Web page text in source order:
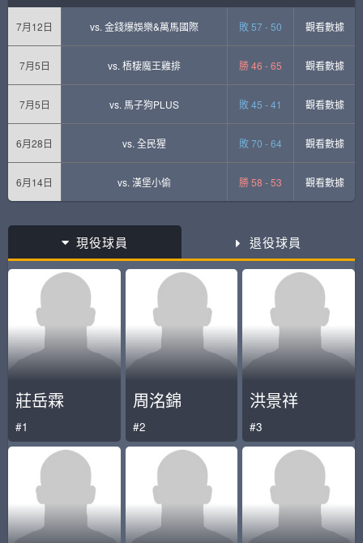
7月12日 vs. 金錢爆娛樂&萬馬國際 敗 57 - 50 觀看數據
7月5日 vs. 梧棲魔王雞排 勝 46 - 65 觀看數據
7月5日 vs. 馬子狗PLUS 敗 45 - 41 觀看數據
6月28日 vs. 全民猩 敗 70 - 64 觀看數據
6月14日 vs. 漢堡小偷 勝 58 - 53 觀看數據
現役球員 退役球員
莊岳霖
#1
周洺錦
#2
洪景祥
#3